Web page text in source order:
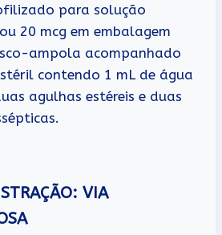
para solução
20 mcg em embalagem
ampola acompanhado
contendo 1 mL de água
agulhas estéreis e duas
VIA